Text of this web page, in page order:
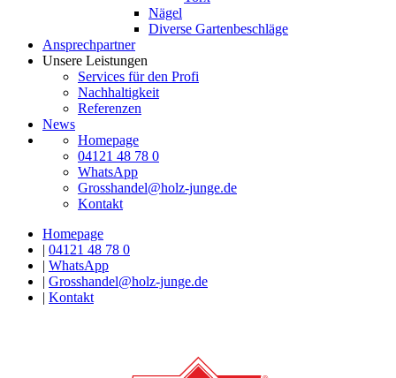
Nägel
Diverse Gartenbeschläge
Ansprechpartner
Unsere Leistungen
Services für den Profi
Nachhaltigkeit
Referenzen
News
Homepage
04121 48 78 0
WhatsApp
Grosshandel@holz-junge.de
Kontakt
Homepage
| 04121 48 78 0
| WhatsApp
| Grosshandel@holz-junge.de
| Kontakt